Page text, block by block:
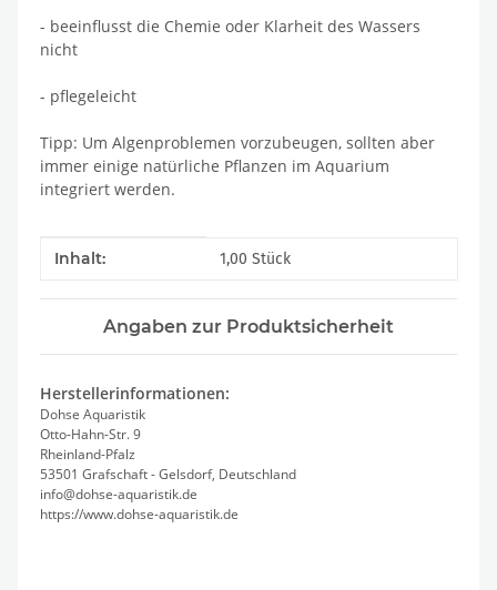
- beeinflusst die Chemie oder Klarheit des Wassers
nicht
- pflegeleicht
Tipp: Um Algenproblemen vorzubeugen, sollten aber
immer einige natürliche Pflanzen im Aquarium
integriert werden.
Produkteigenschaft
Wert
Inhalt: 1,00 Stück
Angaben zur Produktsicherheit
Herstellerinformationen:
Dohse Aquaristik
Otto-Hahn-Str. 9
Rheinland-Pfalz
53501 Grafschaft - Gelsdorf, Deutschland
info@dohse-aquaristik.de
https://www.dohse-aquaristik.de